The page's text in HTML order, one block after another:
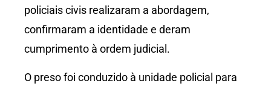
policiais civis realizaram a abordagem,
confirmaram a identidade e deram
cumprimento à ordem judicial.
O preso foi conduzido à unidade policial para